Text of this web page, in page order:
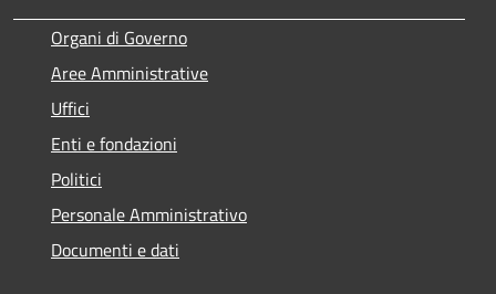
Organi di Governo
Aree Amministrative
Uffici
Enti e fondazioni
Politici
Personale Amministrativo
Documenti e dati